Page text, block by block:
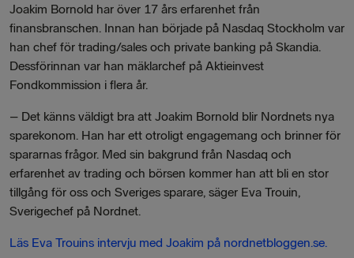
Joakim Bornold har över 17 års erfarenhet från
finansbranschen. Innan han började på Nasdaq Stockholm var
han chef för trading/sales och private banking på Skandia.
Dessförinnan var han mäklarchef på Aktieinvest
Fondkommission i flera år.
– Det känns väldigt bra att Joakim Bornold blir Nordnets nya
sparekonom. Han har ett otroligt engagemang och brinner för
spararnas frågor. Med sin bakgrund från Nasdaq och
erfarenhet av trading och börsen kommer han att bli en stor
tillgång för oss och Sveriges sparare, säger Eva Trouin,
Sverigechef på Nordnet.
Läs Eva Trouins intervju med Joakim på nordnetbloggen.se.